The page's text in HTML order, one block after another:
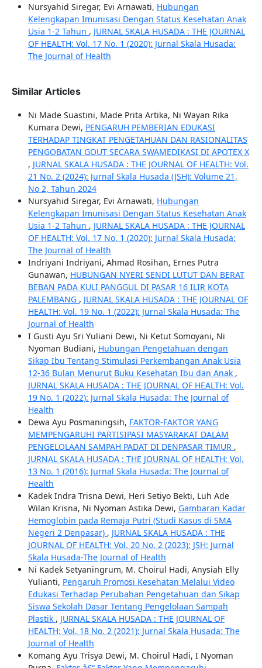
Nursyahid Siregar, Evi Arnawati, Hubungan
Kelengkapan Imunisasi Dengan Status Kesehatan Anak
Usia 1-2 Tahun , JURNAL SKALA HUSADA : THE JOURNAL
OF HEALTH: Vol. 17 No. 1 (2020): Jurnal Skala Husada:
The Journal of Health
Similar Articles
Ni Made Suastini, Made Prita Artika, Ni Wayan Rika
Kumara Dewi, PENGARUH PEMBERIAN EDUKASI
TERHADAP TINGKAT PENGETAHUAN DAN RASIONALITAS
PENGOBATAN GOUT SECARA SWAMEDIKASI DI APOTEX X
, JURNAL SKALA HUSADA : THE JOURNAL OF HEALTH: Vol.
21 No. 2 (2024): Jurnal Skala Husada (JSH): Volume 21,
No 2, Tahun 2024
Nursyahid Siregar, Evi Arnawati, Hubungan
Kelengkapan Imunisasi Dengan Status Kesehatan Anak
Usia 1-2 Tahun , JURNAL SKALA HUSADA : THE JOURNAL
OF HEALTH: Vol. 17 No. 1 (2020): Jurnal Skala Husada:
The Journal of Health
Indriyani Indriyani, Ahmad Rosihan, Ernes Putra
Gunawan, HUBUNGAN NYERI SENDI LUTUT DAN BERAT
BEBAN PADA KULI PANGGUL DI PASAR 16 ILIR KOTA
PALEMBANG , JURNAL SKALA HUSADA : THE JOURNAL OF
HEALTH: Vol. 19 No. 1 (2022): Jurnal Skala Husada: The
Journal of Health
I Gusti Ayu Sri Yuliani Dewi, Ni Ketut Somoyani, Ni
Nyoman Budiani, Hubungan Pengetahuan dengan
Sikap Ibu Tentang Stimulasi Perkembangan Anak Usia
12-36 Bulan Menurut Buku Kesehatan Ibu dan Anak ,
JURNAL SKALA HUSADA : THE JOURNAL OF HEALTH: Vol.
19 No. 1 (2022): Jurnal Skala Husada: The Journal of
Health
Dewa Ayu Posmaningsih, FAKTOR-FAKTOR YANG
MEMPENGARUHI PARTISIPASI MASYARAKAT DALAM
PENGELOLAAN SAMPAH PADAT DI DENPASAR TIMUR ,
JURNAL SKALA HUSADA : THE JOURNAL OF HEALTH: Vol.
13 No. 1 (2016): Jurnal Skala Husada: The Journal of
Health
Kadek Indra Trisna Dewi, Heri Setiyo Bekti, Luh Ade
Wilan Krisna, Ni Nyoman Astika Dewi, Gambaran Kadar
Hemoglobin pada Remaja Putri (Studi Kasus di SMA
Negeri 2 Denpasar) , JURNAL SKALA HUSADA : THE
JOURNAL OF HEALTH: Vol. 20 No. 2 (2023): JSH: Jurnal
Skala Husada-The Journal of Health
Ni Kadek Setyaningrum, M. Choirul Hadi, Anysiah Elly
Yulianti, Pengaruh Promosi Kesehatan Melalui Video
Edukasi Terhadap Perubahan Pengetahuan dan Sikap
Siswa Sekolah Dasar Tentang Pengelolaan Sampah
Plastik , JURNAL SKALA HUSADA : THE JOURNAL OF
HEALTH: Vol. 18 No. 2 (2021): Jurnal Skala Husada: The
Journal of Health
Komang Ayu Trisya Dewi, M. Choirul Hadi, I Nyoman